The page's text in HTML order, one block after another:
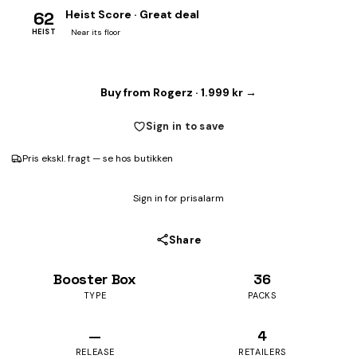
62
HEIST
Heist Score · Great deal
Near its floor
Buy from Rogerz · 1.999 kr →
Sign in to save
Pris ekskl. fragt — se hos butikken
Sign in for prisalarm
Share
Booster Box
TYPE
36
PACKS
—
RELEASE
4
RETAILERS